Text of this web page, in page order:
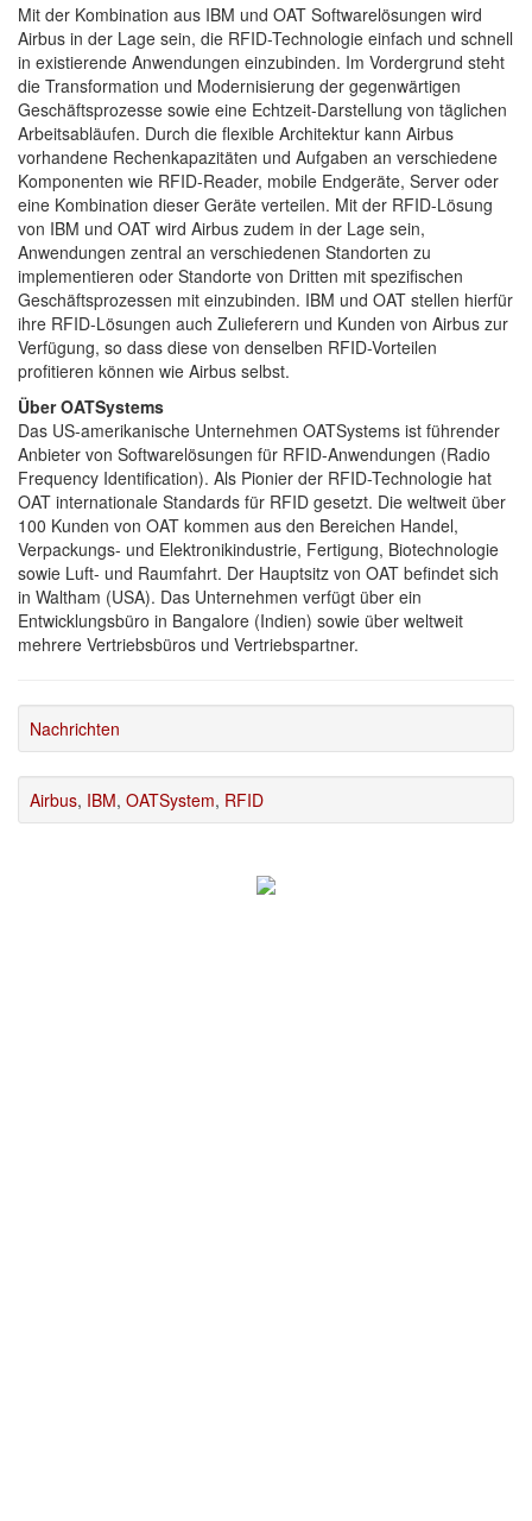
Mit der Kombination aus IBM und OAT Softwarelösungen wird
Airbus in der Lage sein, die RFID-Technologie einfach und schnell
in existierende Anwendungen einzubinden. Im Vordergrund steht
die Transformation und Modernisierung der gegenwärtigen
Geschäftsprozesse sowie eine Echtzeit-Darstellung von täglichen
Arbeitsabläufen. Durch die flexible Architektur kann Airbus
vorhandene Rechenkapazitäten und Aufgaben an verschiedene
Komponenten wie RFID-Reader, mobile Endgeräte, Server oder
eine Kombination dieser Geräte verteilen. Mit der RFID-Lösung
von IBM und OAT wird Airbus zudem in der Lage sein,
Anwendungen zentral an verschiedenen Standorten zu
implementieren oder Standorte von Dritten mit spezifischen
Geschäftsprozessen mit einzubinden. IBM und OAT stellen hierfür
ihre RFID-Lösungen auch Zulieferern und Kunden von Airbus zur
Verfügung, so dass diese von denselben RFID-Vorteilen
profitieren können wie Airbus selbst.
Über OATSystems
Das US-amerikanische Unternehmen OATSystems ist führender
Anbieter von Softwarelösungen für RFID-Anwendungen (Radio
Frequency Identification). Als Pionier der RFID-Technologie hat
OAT internationale Standards für RFID gesetzt. Die weltweit über
100 Kunden von OAT kommen aus den Bereichen Handel,
Verpackungs- und Elektronikindustrie, Fertigung, Biotechnologie
sowie Luft- und Raumfahrt. Der Hauptsitz von OAT befindet sich
in Waltham (USA). Das Unternehmen verfügt über ein
Entwicklungsbüro in Bangalore (Indien) sowie über weltweit
mehrere Vertriebsbüros und Vertriebspartner.
Nachrichten
Airbus, IBM, OATSystem, RFID